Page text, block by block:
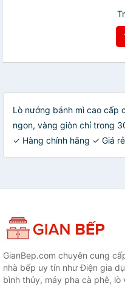
Lò nướng bánh mì cao cấp
ngon, vàng giòn chỉ trong
✓ Hàng chính hãng ✓ Giá
GianBep.com chuyên cung
nhà bếp uy tín như Điện gia
bình thủy, máy pha cà phê, lò